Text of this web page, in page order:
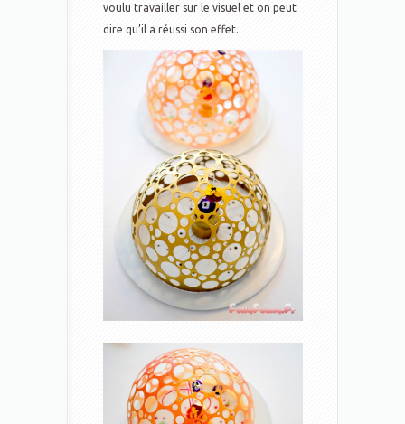
voulu travailler sur le visuel et on peut
dire qu’il a réussi son effet.